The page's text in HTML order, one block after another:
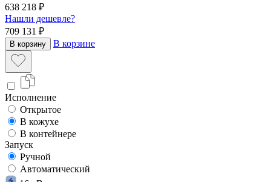
638 218 ₽
Нашли дешевле?
709 131 ₽
В корзину В корзине
Исполнение
Открытое
В кожухе
В контейнере
Запуск
Ручной
Автоматический